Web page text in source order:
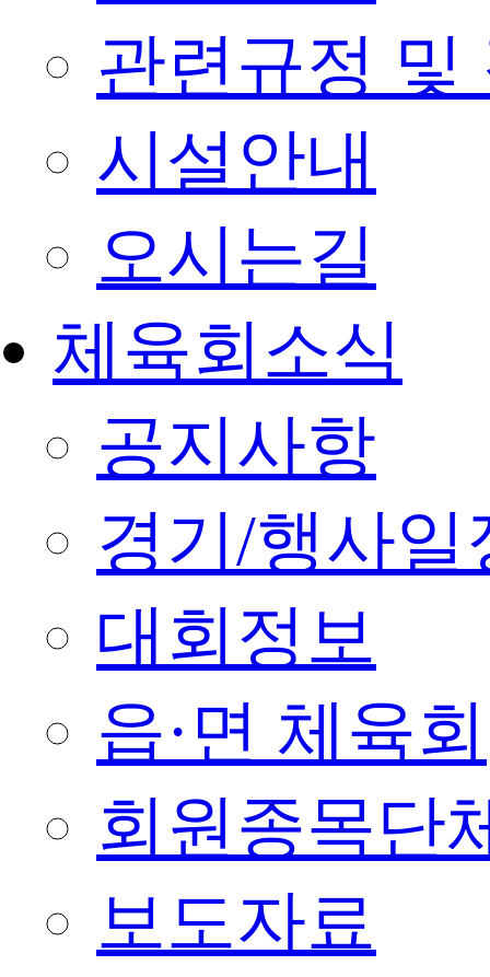
관련규정 및
시설안내
오시는길
체육회소식
공지사항
경기/행사일
대회정보
읍·면 체육회
회원종목단
보도자료